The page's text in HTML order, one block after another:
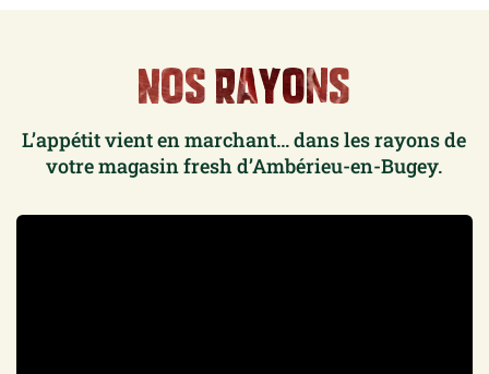
Nos rayons
L’appétit vient en marchant… dans les rayons de
votre magasin freshd’Ambérieu-en-Bugey.